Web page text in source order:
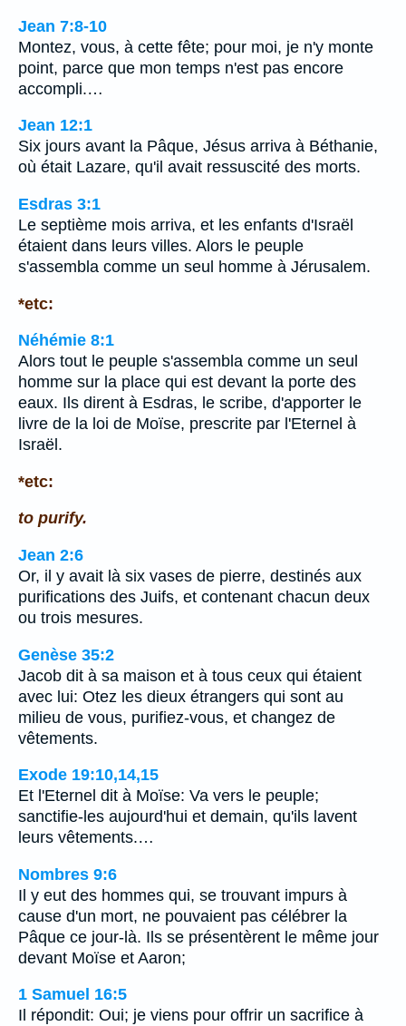
Jean 7:8-10
Montez, vous, à cette fête; pour moi, je n'y monte
point, parce que mon temps n'est pas encore
accompli.…
Jean 12:1
Six jours avant la Pâque, Jésus arriva à Béthanie,
où était Lazare, qu'il avait ressuscité des morts.
Esdras 3:1
Le septième mois arriva, et les enfants d'Israël
étaient dans leurs villes. Alors le peuple
s'assembla comme un seul homme à Jérusalem.
*etc:
Néhémie 8:1
Alors tout le peuple s'assembla comme un seul
homme sur la place qui est devant la porte des
eaux. Ils dirent à Esdras, le scribe, d'apporter le
livre de la loi de Moïse, prescrite par l'Eternel à
Israël.
*etc:
to purify.
Jean 2:6
Or, il y avait là six vases de pierre, destinés aux
purifications des Juifs, et contenant chacun deux
ou trois mesures.
Genèse 35:2
Jacob dit à sa maison et à tous ceux qui étaient
avec lui: Otez les dieux étrangers qui sont au
milieu de vous, purifiez-vous, et changez de
vêtements.
Exode 19:10,14,15
Et l'Eternel dit à Moïse: Va vers le peuple;
sanctifie-les aujourd'hui et demain, qu'ils lavent
leurs vêtements.…
Nombres 9:6
Il y eut des hommes qui, se trouvant impurs à
cause d'un mort, ne pouvaient pas célébrer la
Pâque ce jour-là. Ils se présentèrent le même jour
devant Moïse et Aaron;
1 Samuel 16:5
Il répondit: Oui; je viens pour offrir un sacrifice à